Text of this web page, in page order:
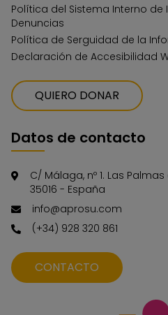
Política del Sistema Interno
Denuncias
Política de Serguidad de la
Declaración de Accesibilidad
QUIERO DONAR
Datos de contacto
C/ Málaga, nº 1. Las
35016 - España
info@aprosu.com
(+34) 928 320 861
CONTACTO